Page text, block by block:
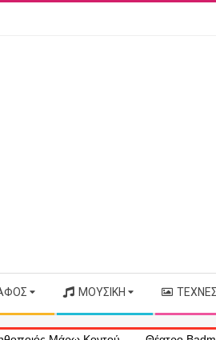
ΜΟΥΣΙΚΉ ΤΈΧΝΕΣ